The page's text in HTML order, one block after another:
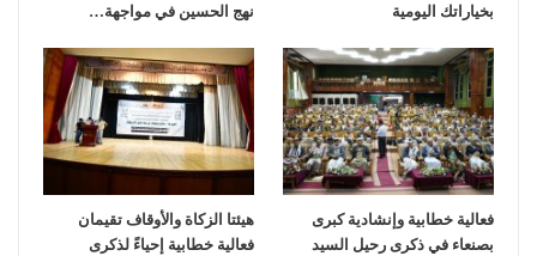
بخياراتك اليومية
نهج الحسين في مواجهة…
فعالية خطابية وإنشادية كبرى
بصنعاء في ذكرى رحيل السيد
هيئتا الزكاة والأوقاف تقيمان
فعالية خطابية إحياءً لذكرى